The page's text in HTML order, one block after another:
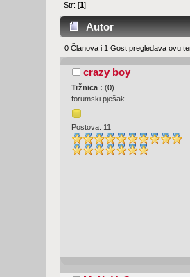
Str: [1]
Autor
0 Članova i 1 Gost pregledava ovu
crazy boy
Tržnica :(0)
forumski pješak
Postova: 11